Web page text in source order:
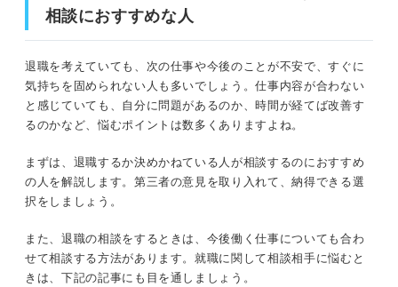
相談におすすめな人
退職を考えていても、次の仕事や今後のことが不安で、すぐに
気持ちを固められない人も多いでしょう。仕事内容が合わない
と感じていても、自分に問題があるのか、時間が経てば改善す
るのかなど、悩むポイントは数多くありますよね。
まずは、退職するか決めかねている人が相談するのにおすすめ
の人を解説します。第三者の意見を取り入れて、納得できる選
択をしましょう。
また、退職の相談をするときは、今後働く仕事についても合わ
せて相談する方法があります。就職に関して相談相手に悩むと
きは、下記の記事にも目を通しましょう。